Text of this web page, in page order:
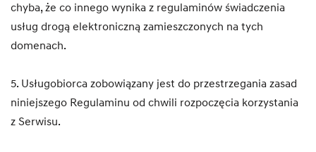
chyba, że co innego wynika z regulaminów świadczenia
usług drogą elektroniczną zamieszczonych na tych
domenach.
5. Usługobiorca zobowiązany jest do przestrzegania zasad
niniejszego Regulaminu od chwili rozpoczęcia korzystania
z Serwisu.